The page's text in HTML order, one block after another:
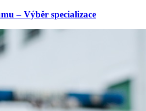
– Výběr specializace